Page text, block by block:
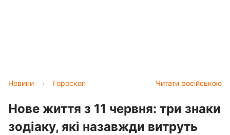
Читати російською
Новини › Гороскоп
Нове життя з 11 червня: три знаки
зодіаку, які назавжди витруть